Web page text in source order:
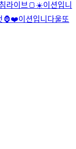
라이브🍞☀️이션입니
🦍❤️이션입니다울또